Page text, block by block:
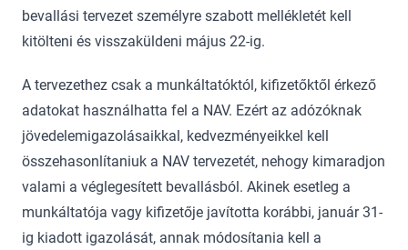
bevallási tervezet személyre szabott mellékletét kell
kitölteni és visszaküldeni május 22-ig.
A tervezethez csak a munkáltatóktól, kifizetőktől érkező
adatokat használhatta fel a NAV. Ezért az adózóknak
jövedelemigazolásaikkal, kedvezményeikkel kell
összehasonlítaniuk a NAV tervezetét, nehogy kimaradjon
valami a véglegesített bevallásból. Akinek esetleg a
munkáltatója vagy kifizetője javította korábbi, január 31-
ig kiadott igazolását, annak módosítania kell a